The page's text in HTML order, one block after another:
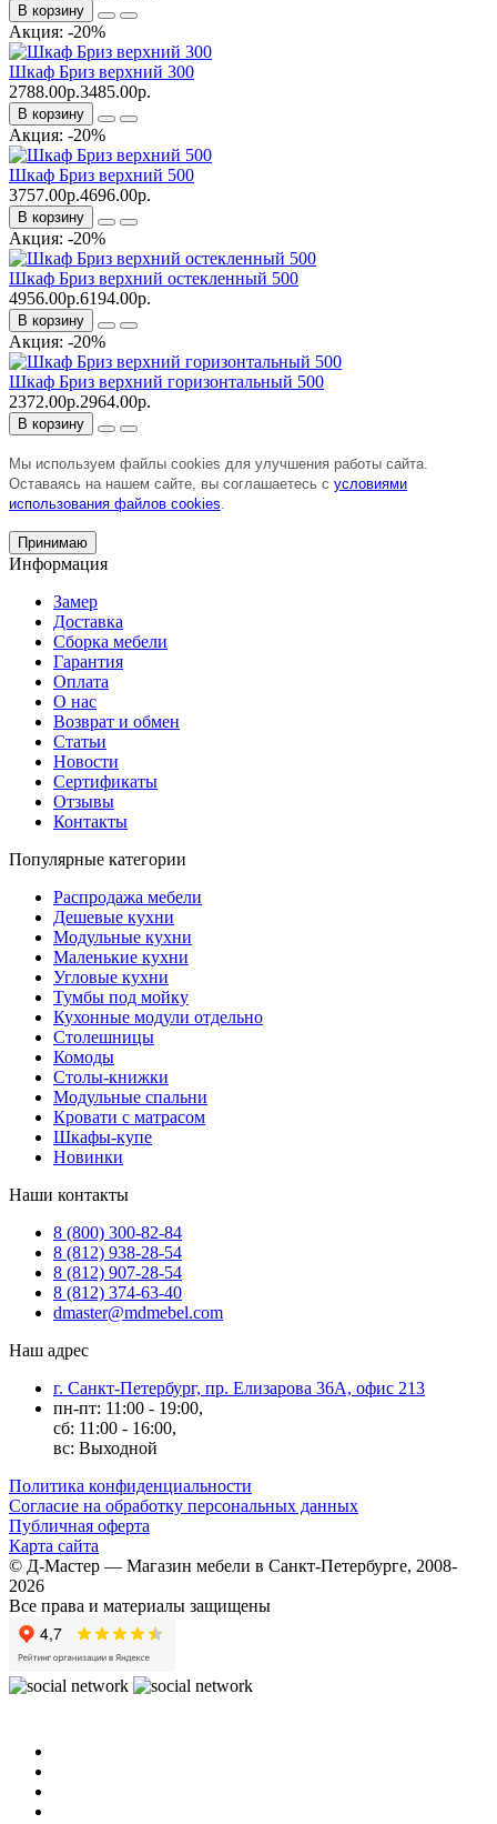
В корзину
Акция: -20%
Шкаф Бриз верхний 300
2788.00р.3485.00р.
В корзину
Акция: -20%
Шкаф Бриз верхний 500
3757.00р.4696.00р.
В корзину
Акция: -20%
Шкаф Бриз верхний остекленный 500
4956.00р.6194.00р.
В корзину
Акция: -20%
Шкаф Бриз верхний горизонтальный 500
2372.00р.2964.00р.
В корзину
Мы используем файлы cookies для улучшения работы сайта.
Оставаясь на нашем сайте, вы соглашаетесь с условиями
использования файлов cookies
Принимаю
Информация
Замер
Доставка
Сборка мебели
Гарантия
Оплата
О нас
Возврат и обмен
Статьи
Новости
Сертификаты
Отзывы
Контакты
Популярные категории
Распродажа мебели
Дешевые кухни
Модульные кухни
Маленькие кухни
Угловые кухни
Тумбы под мойку
Кухонные модули отдельно
Столешницы
Комоды
Столы-книжки
Модульные спальни
Кровати с матрасом
Шкафы-купе
Новинки
Наши контакты
8 (800) 300-82-84
8 (812) 938-28-54
8 (812) 907-28-54
8 (812) 374-63-40
dmaster@mdmebel.com
Наш адрес
г. Санкт-Петербург, пр. Елизарова 36А, офис 213
пн-пт: 11:00 - 19:00,
сб: 11:00 - 16:00,
вс: Выходной
Политика конфиденциальности
Согласие на обработку персональных данных
Публичная оферта
Карта сайта
© Д-Мастер — Магазин мебели в Санкт-Петербурге, 2008-
2026
Все права и материалы защищены